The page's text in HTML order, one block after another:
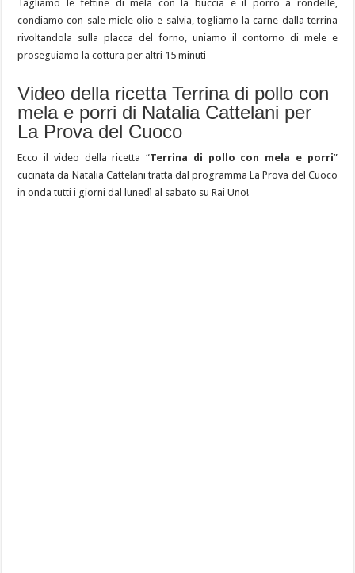
Tagliamo le fettine di mela con la buccia e il porro a rondelle,
condiamo con sale miele olio e salvia, togliamo la carne dalla terrina
rivoltandola sulla placca del forno, uniamo il contorno di mele e
proseguiamo la cottura per altri 15 minuti
Video della ricetta Terrina di pollo con
mela e porri di Natalia Cattelani per
La Prova del Cuoco
Ecco il video della ricetta “Terrina di pollo con mela e porri”
cucinata da Natalia Cattelani tratta dal programma La Prova del Cuoco
in onda tutti i giorni dal lunedì al sabato su Rai Uno!